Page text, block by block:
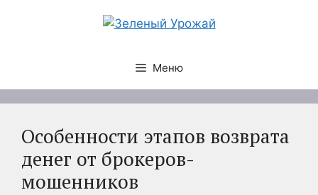
Меню
Особенности этапов возврата
денег от брокеров-
мошенников